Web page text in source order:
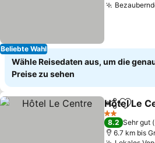
Beliebte Wahl
Wähle Reisedaten aus, um die
Preise zu sehen
TeilenZu
Hôtel Le
2 Sterne
8.2 Sehr gut
6.7 km bis